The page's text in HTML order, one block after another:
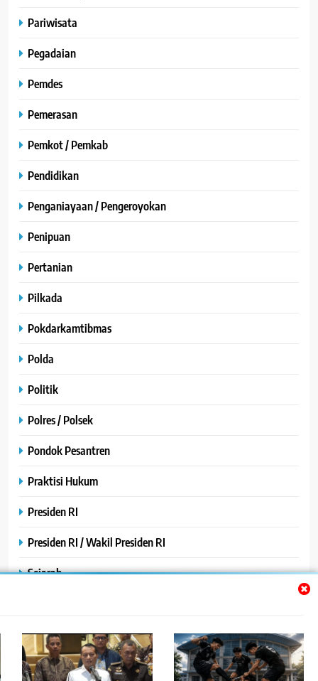
Pariwisata
Pegadaian
Pemdes
Pemerasan
Pemkot / Pemkab
Pendidikan
Penganiayaan / Pengeroyokan
Penipuan
Pertanian
Pilkada
Pokdarkamtibmas
Polda
Politik
Polres / Polsek
Pondok Pesantren
Praktisi Hukum
Presiden RI
Presiden RI / Wakil Presiden RI
Sejarah
SPPG /MBG
TNI AU